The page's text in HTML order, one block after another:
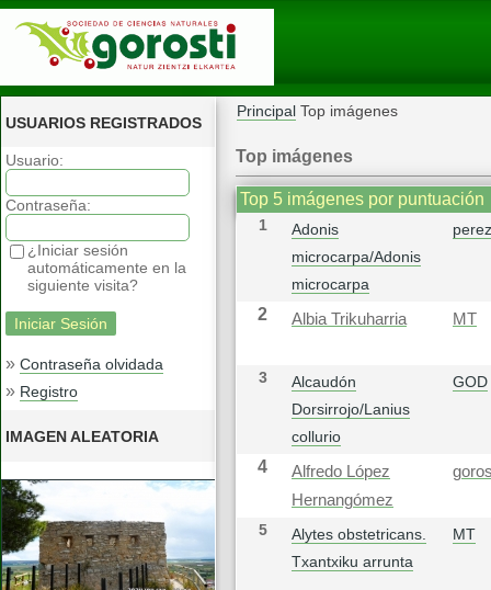
USUARIOS REGISTRADOS
Usuario:
Contraseña:
¿Iniciar sesión
automáticamente en la
siguiente visita?
» Contraseña olvidada
» Registro
IMAGEN ALEATORIA
Principal Top imágenes
Top imágenes
Top 5 imágenes por puntuación
1
Adonis
microcarpa/Adonis
microcarpa
2 Albia Trikuharria MT
3
Alcaudón
Dorsirrojo/Lanius
collurio
GOD
4
Alfredo López
Hernangómez
5
Alytes obstetricans.
Txantxiku arrunta
MT